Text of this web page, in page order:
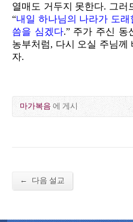
열매도 거두지 못한다. 그러
“내일 하나님의 나라가 도
씀을 심겠다.” 주가 주신 동
농부처럼, 다시 오실 주님께
자.
마가복음 에 게시
← 다음 설교